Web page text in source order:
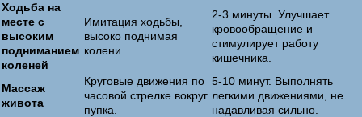
Ходьба на
месте с
высоким
подниманием
коленей
Имитация ходьбы,
высоко поднимая
колени.
2-3 минуты. Улучшает
кровообращение и
стимулирует работу
кишечника.
Массаж
живота
Круговые движения по
часовой стрелке вокруг
пупка.
5-10 минут. Выполнять
легкими движениями, не
надавливая сильно.